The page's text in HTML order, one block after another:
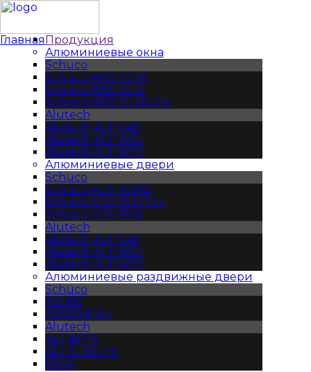
ГлавнаяПродукция
Алюминиевые окна
Schuco
Schuco AWS 70.HI
Schuco AWS 75.SI
Schuco AWS 75 BS.SI+
Alutech
Alutech АLT C48
Alutech АLT W62
Alutech АLT W72
Алюминиевые двери
Schuco
Schuco ADS 70.HD
Schuco ADS 75 HD.HI
Schuco ADS 75.SI
Alutech
Alutech АLT C48
Alutech АLT W62
Alutech АLT W72
Алюминиевые раздвижные двери
Schuco
ASE80
ASS80 FDHI
Alutech
ALT BF73
ALT SL160 HS
PASK